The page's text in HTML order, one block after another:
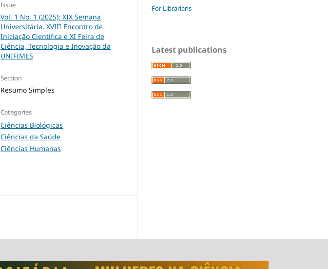
Issue
Vol. 1 No. 1 (2025): XIX Semana
Universitária, XVIII Encontro de
Iniciação Científica e XI Feira de
Ciência, Tecnologia e Inovação da
UNIFIMES
Section
Resumo Simples
Categories
Ciências Biológicas
Ciências da Saúde
Ciências Humanas
For Librarians
Latest publications